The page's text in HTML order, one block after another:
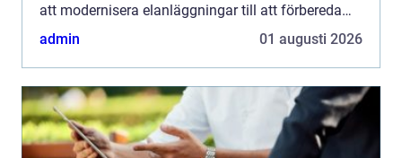
att modernisera elanläggningar till att förbereda
hus f&o...
admin 01 augusti 2026